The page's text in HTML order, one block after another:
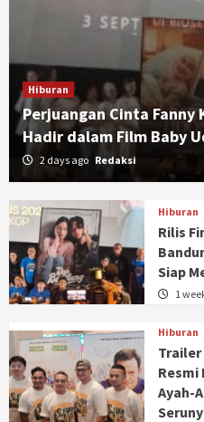
Hiburan
Perjuangan Cinta Fanny
Hadir dalam Film Baby
2 days ago Redaksi
Hiburan
Rilis
Siap
1
Hiburan
Trailer
Resmi
Ayah-